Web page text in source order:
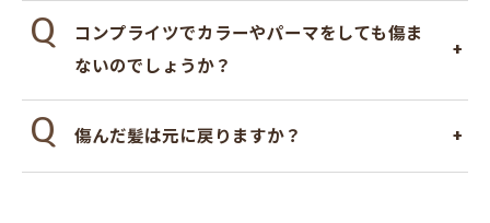
コンプライツでカラーやパーマをしても傷ま
ないのでしょうか？
傷んだ髪は元に戻りますか？